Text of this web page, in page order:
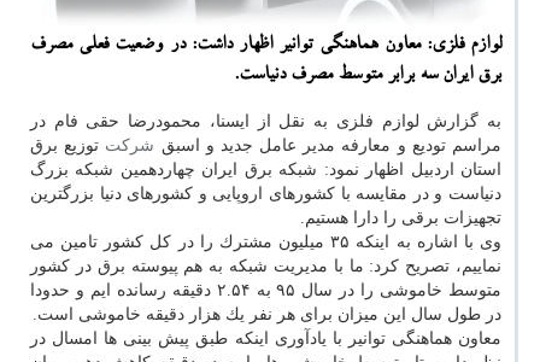
لوازم فلزی: معاون هماهنگی توانیر اظهار داشت: در وضعیت فعلی مصرف
برق ایران سه برابر متوسط مصرف دنیاست.
به گزارش لوازم فلزی به نقل از ایسنا، محمودرضا حقی فام در
مراسم تودیع و معارفه مدیر عامل جدید و اسبق شركت توزیع برق
استان اردبیل اظهار نمود: شبكه برق ایران چهاردهمین شبكه بزرگ
دنیاست و در مقایسه با كشورهای اروپایی و كشورهای دنیا بزرگترین
تجهیزات برقی را دارا هستیم.
وی با اشاره به اینكه ۳۵ میلیون مشترك را در كل كشور تامین می
نماییم، تصریح كرد: ما با مدیریت شبكه به هم پیوسته برق در كشور
متوسط خاموشی را در سال ۹۵ به ۲.۵۴ دقیقه رسانده ایم و حدودا
در طول سال این میزان برای هر نفر یك هزار دقیقه خاموشی است.
معاون هماهنگی توانیر با یادآوری اینكه طبق پیش بینی ها امسال در